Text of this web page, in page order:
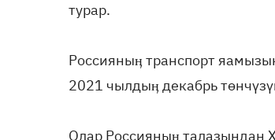
турар.
Россияныӊ транспорт
2021 чылдыӊ декабрь
Олар Россияныӊ талазындан